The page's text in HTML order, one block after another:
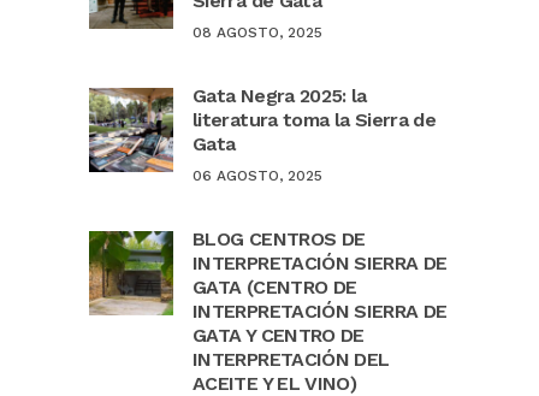
08 AGOSTO, 2025
Gata Negra 2025: la
literatura toma la Sierra de
Gata
06 AGOSTO, 2025
BLOG CENTROS DE
INTERPRETACIÓN SIERRA DE
GATA (CENTRO DE
INTERPRETACIÓN SIERRA DE
GATA Y CENTRO DE
INTERPRETACIÓN DEL
ACEITE Y EL VINO)